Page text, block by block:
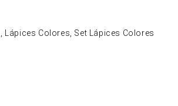
Lápices Colores Set Lápices Colores